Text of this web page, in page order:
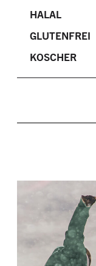
HALAL
GLUTENFREI
KOSCHER